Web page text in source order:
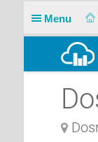
Menu